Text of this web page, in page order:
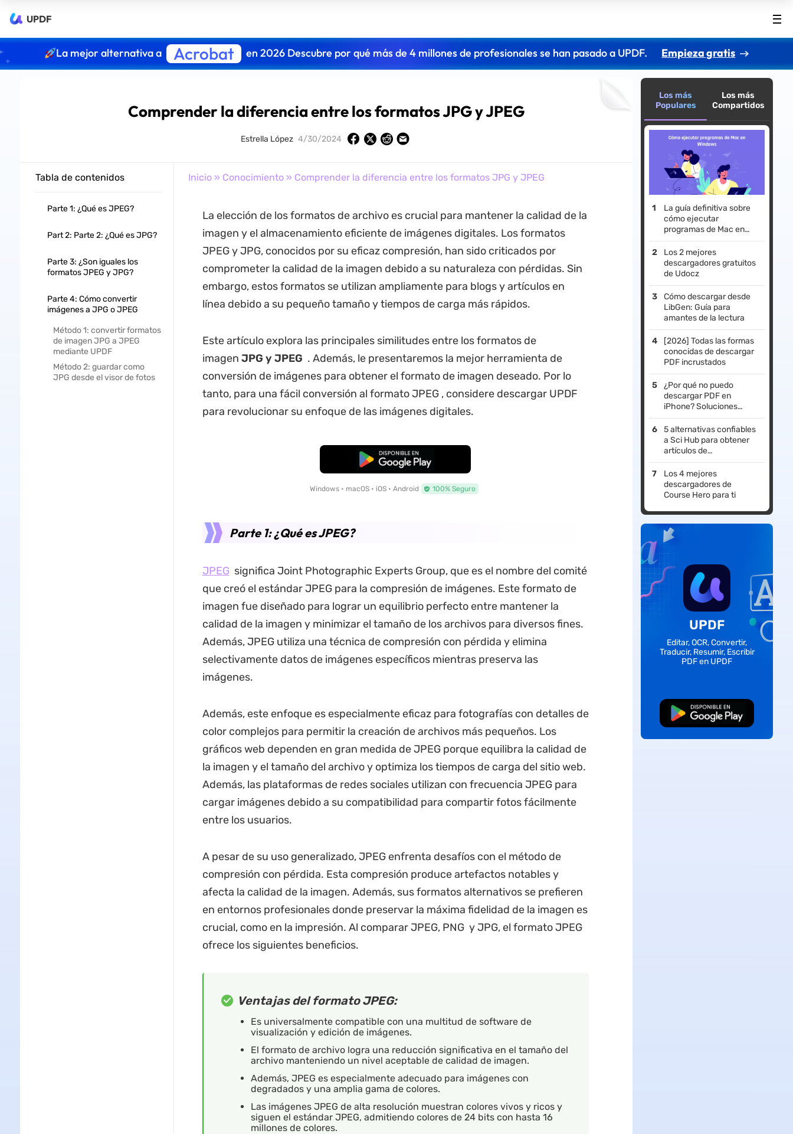
UPDF
La mejor alternativa a Acrobat en 2026 Descubre por qué más de 4 millones de profesionales se han pasado a UPDF. Empieza gratis
Comprender la diferencia entre los formatos JPG y JPEG
Estrella López 4/30/2024
Tabla de contenidos
Parte 1: ¿Qué es JPEG?
Part 2: Parte 2: ¿Qué es JPG?
Parte 3: ¿Son iguales los
formatos JPEG y JPG?
Parte 4: Cómo convertir
imágenes a JPG o JPEG
Método 1: convertir formatos
de imagen JPG a JPEG
mediante UPDF
Método 2: guardar como
JPG desde el visor de fotos
Inicio» Conocimiento» Comprender la diferencia entre los formatos JPG y JPEG
La elección de los formatos de archivo es crucial para mantener la calidad de la
imagen y el almacenamiento eficiente de imágenes digitales. Los formatos
JPEG y JPG, conocidos por su eficaz compresión, han sido criticados por
comprometer la calidad de la imagen debido a su naturaleza con pérdidas. Sin
embargo, estos formatos se utilizan ampliamente para blogs y artículos en
línea debido a su pequeño tamaño y tiempos de carga más rápidos.
Este artículo explora las principales similitudes entre los formatos de
imagen JPG y JPEG . Además, le presentaremos la mejor herramienta de
conversión de imágenes para obtener el formato de imagen deseado. Por lo
tanto, para una fácil conversión al formato JPEG , considere descargar UPDF
para revolucionar su enfoque de las imágenes digitales.
Descarga Gratuita
Windows • macOS • iOS • Android 100% Seguro
Parte 1: ¿Qué es JPEG?
JPEGsignifica Joint Photographic Experts Group, que es el nombre del comité
que creó el estándar JPEG para la compresión de imágenes. Este formato de
imagen fue diseñado para lograr un equilibrio perfecto entre mantener la
calidad de la imagen y minimizar el tamaño de los archivos para diversos fines.
Además, JPEG utiliza una técnica de compresión con pérdida y elimina
selectivamente datos de imágenes específicos mientras preserva las
imágenes.
Además, este enfoque es especialmente eficaz para fotografías con detalles de
color complejos para permitir la creación de archivos más pequeños. Los
gráficos web dependen en gran medida de JPEG porque equilibra la calidad de
la imagen y el tamaño del archivo y optimiza los tiempos de carga del sitio web.
Además, las plataformas de redes sociales utilizan con frecuencia JPEG para
cargar imágenes debido a su compatibilidad para compartir fotos fácilmente
entre los usuarios.
A pesar de su uso generalizado, JPEG enfrenta desafíos con el método de
compresión con pérdida. Esta compresión produce artefactos notables y
afecta la calidad de la imagen. Además, sus formatos alternativos se prefieren
en entornos profesionales donde preservar la máxima fidelidad de la imagen es
crucial, como en la impresión. Al comparar JPEG, PNG y JPG, el formato JPEG
ofrece los siguientes beneficios.
Ventajas del formato JPEG:
Es universalmente compatible con una multitud de software de
visualización y edición de imágenes.
El formato de archivo logra una reducción significativa en el tamaño del
archivo manteniendo un nivel aceptable de calidad de imagen.
Además, JPEG es especialmente adecuado para imágenes con
degradados y una amplia gama de colores.
Las imágenes JPEG de alta resolución muestran colores vivos y ricos y
siguen el estándar JPEG, admitiendo colores de 24 bits con hasta 16
millones de colores.
Los más
Populares
Los más
Compartidos
La guía definitiva sobre
cómo ejecutar
programas de Mac en
Windows
Los 2 mejores
descargadores gratuitos
de Udocz
Cómo descargar desde
LibGen: Guía para
amantes de la lectura
[2026] Todas las formas
conocidas de descargar
PDF incrustados
¿Por qué no puedo
descargar PDF en
iPhone? Soluciones
efectivas aquí
5 alternativas confiables
a Sci Hub para obtener
artículos de
investigación gratuitos
Los 4 mejores
descargadores de
Course Hero para ti
UPDF
Editar, OCR, Convertir,
Traducir, Resumir, Escribir
PDF en UPDF
Descarga Gratuita